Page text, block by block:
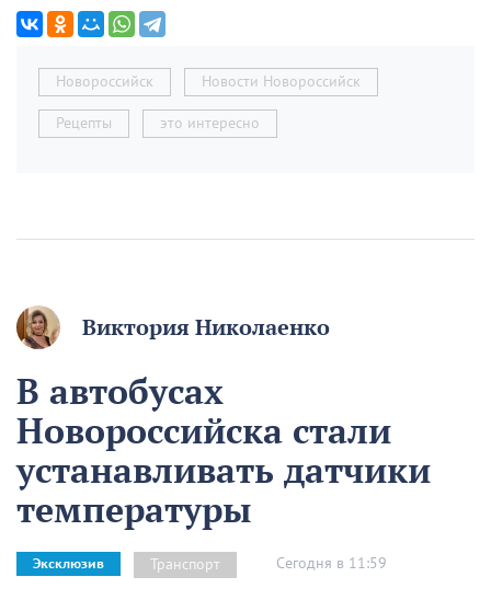
Новороссийск Новости Новороссийск
Рецепты это интересно
Виктория Николаенко
В автобусах
Новороссийска стали
устанавливать датчики
температуры
Эксклюзив Транспорт Сегодня в 11:59